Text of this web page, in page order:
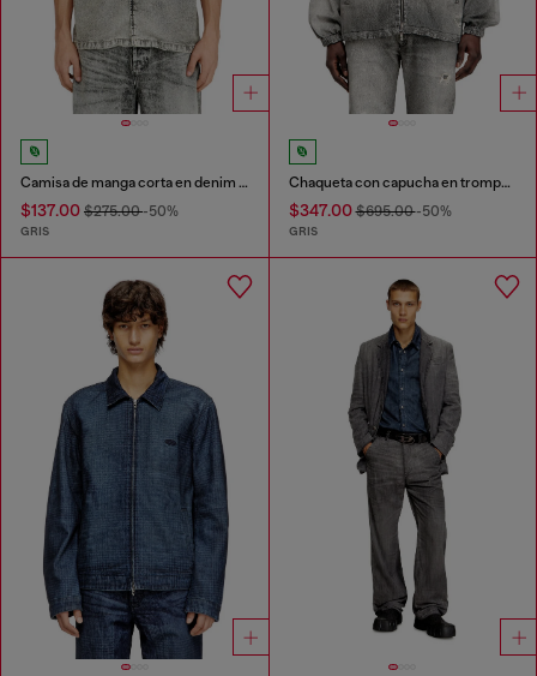
Camisa de manga corta en denim fluido tratado
$137.00 $275.00-50%
GRIS
Chaqueta con capucha en trompe l'oeil JoggJeans
$347.00$695.00-50%
GRIS